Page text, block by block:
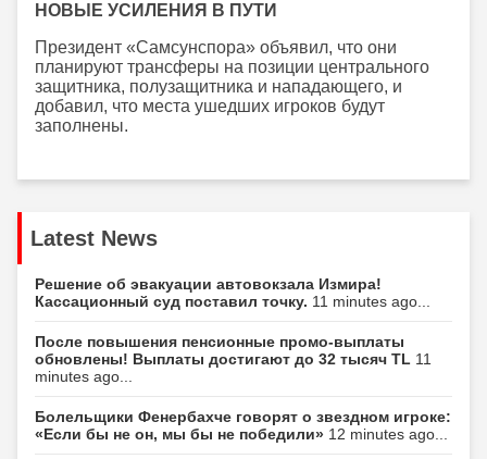
НОВЫЕ УСИЛЕНИЯ В ПУТИ
Президент «Самсунспора» объявил, что они
планируют трансферы на позиции центрального
защитника, полузащитника и нападающего, и
добавил, что места ушедших игроков будут
заполнены.
Latest News
Решение об эвакуации автовокзала Измира!
Кассационный суд поставил точку. 11 minutes ago...
После повышения пенсионные промо-выплаты
обновлены! Выплаты достигают до 32 тысяч TL 11
minutes ago...
Болельщики Фенербахче говорят о звездном игроке:
«Если бы не он, мы бы не победили» 12 minutes ago...